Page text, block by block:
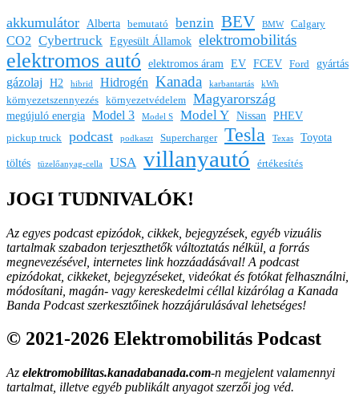
akkumulátor Alberta bemutató benzin BEV BMW Calgary
CO2 Cybertruck Egyesült Államok elektromobilitás
elektromos autó elektromos áram EV FCEV Ford gyártás
gázolaj H2 hibrid Hidrogén Kanada karbantartás kWh
környezetszennyezés környezetvédelem Magyarország
megújuló energia Model 3 Model S Model Y Nissan PHEV
pickup truck podcast podkaszt Supercharger Tesla Texas
Toyota
töltés
tüzelőanyag-cella USA villanyautó értékesítés
JOGI TUDNIVALÓK!
Az egyes podcast epizódok, cikkek, bejegyzések, egyéb vizuális
tartalmak szabadon terjeszthetők változtatás nélkül, a forrás
megnevezésével, internetes link hozzáadásával! A podcast
epizódokat, cikkeket, bejegyzéseket, videókat és fotókat felhasználni,
módosítani, magán- vagy kereskedelmi céllal kizárólag a Kanada
Banda Podcast szerkesztőinek hozzájárulásával lehetséges!
© 2021-2026 Elektromobilitás Podcast
Az elektromobilitas.kanadabanada.com-n megjelent valamennyi
tartalmat, illetve egyéb publikált anyagot szerzői jog véd.